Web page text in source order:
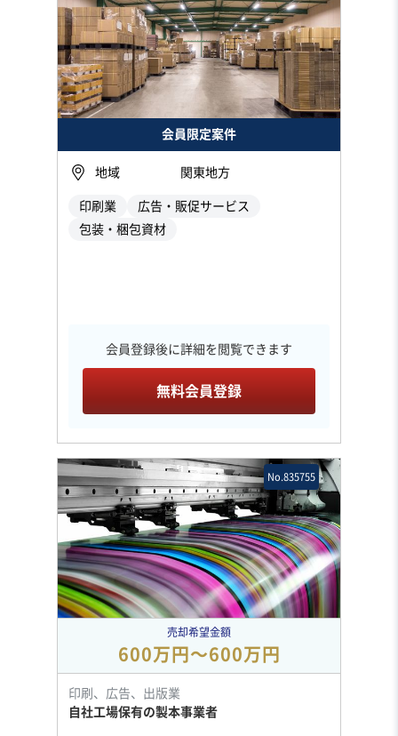
会員限定案件
地域 関東地方
印刷業
広告・販促サービス
包装・梱包資材
会員登録後に詳細を閲覧できます
無料会員登録
No.835755
売却希望金額
600万円〜600万円
印刷、広告、出版業
自社工場保有の製本事業者